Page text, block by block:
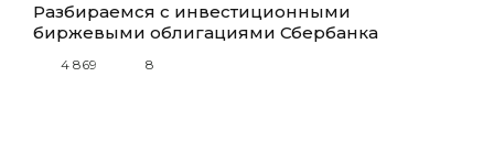
Разбираемся с инвестиционными
биржевыми облигациями Сбербанка
4 869 8